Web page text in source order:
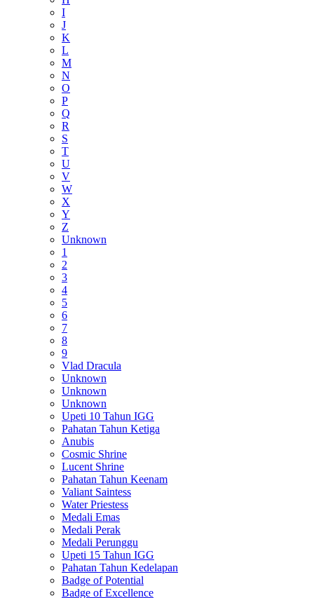
I
J
K
L
M
N
O
P
Q
R
S
T
U
V
W
X
Y
Z
Unknown
1
2
3
4
5
6
7
8
9
Vlad Dracula
Unknown
Unknown
Unknown
Upeti 10 Tahun IGG
Pahatan Tahun Ketiga
Anubis
Cosmic Shrine
Lucent Shrine
Pahatan Tahun Keenam
Valiant Saintess
Water Priestess
Medali Emas
Medali Perak
Medali Perunggu
Upeti 15 Tahun IGG
Pahatan Tahun Kedelapan
Badge of Potential
Badge of Excellence